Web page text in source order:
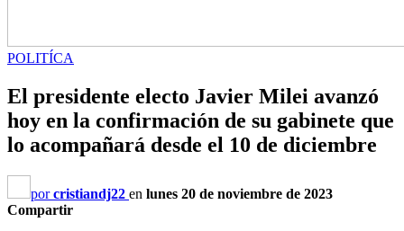
POLITÍCA
El presidente electo Javier Milei avanzó
hoy en la confirmación de su gabinete que
lo acompañará desde el 10 de diciembre
porcristiandj22 en lunes 20 de noviembre de 2023
Compartir